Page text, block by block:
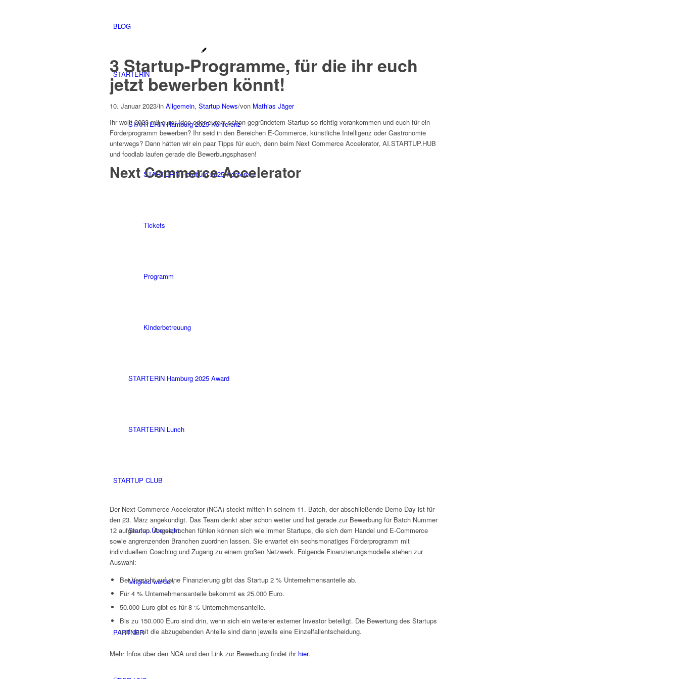
BLOG
STARTERiN
STARTERiN Hamburg 2025 Konferenz
STARTERiN Hamburg 2025 Konferenz
Tickets
Programm
Kinderbetreuung
STARTERiN Hamburg 2025 Award
STARTERiN Lunch
STARTUP CLUB
Startup Übersicht
Mitglied werden
PARTNER
3 Startup-Programme, für die ihr euch
jetzt bewerben könnt!
10. Januar 2023/in Allgemein, Startup News/von Mathias Jäger
Ihr wollt 2023 mit eurer Idee oder eurem schon gegründetem Startup so richtig vorankommen und euch für ein
Förderprogramm bewerben? Ihr seid in den Bereichen E-Commerce, künstliche Intelligenz oder Gastronomie
unterwegs? Dann hätten wir ein paar Tipps für euch, denn beim Next Commerce Accelerator, AI.STARTUP.HUB
und foodlab laufen gerade die Bewerbungsphasen!
Next Commerce Accelerator
Der Next Commerce Accelerator (NCA) steckt mitten in seinem 11. Batch, der abschließende Demo Day ist für
den 23. März angekündigt. Das Team denkt aber schon weiter und hat gerade zur Bewerbung für Batch Nummer
12 aufgerufen. Angesprochen fühlen können sich wie immer Startups, die sich dem Handel und E-Commerce
sowie angrenzenden Branchen zuordnen lassen. Sie erwartet ein sechsmonatiges Förderprogramm mit
individuellem Coaching und Zugang zu einem großen Netzwerk. Folgende Finanzierungsmodelle stehen zur
Auswahl:
Bei Verzicht auf eine Finanzierung gibt das Startup 2 % Unternehmensanteile ab.
Für 4 % Unternehmensanteile bekommt es 25.000 Euro.
50.000 Euro gibt es für 8 % Unternehmensanteile.
Bis zu 150.000 Euro sind drin, wenn sich ein weiterer externer Investor beteiligt. Die Bewertung des Startups
und damit die abzugebenden Anteile sind dann jeweils eine Einzelfallentscheidung.
Mehr Infos über den NCA und den Link zur Bewerbung findet ihr hier.